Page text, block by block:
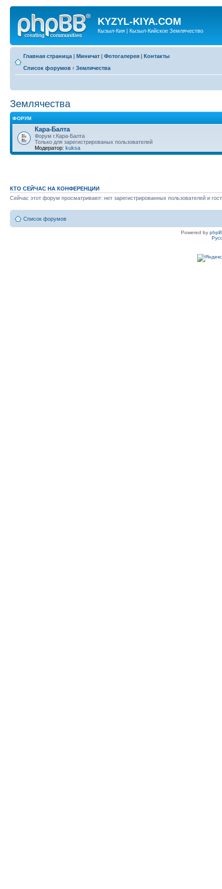
KYZYL-KIYA.COM
Кызыл-Кия | Кызыл-Кийское Землячество
Главная страница | Миничат | Фотогалерея | Контакты
Список форумов ‹ Землячества
Землячества
ФОРУМ
Кара-Балта
Форум г.Кара-Балта
Только для зарегистрированых пользователей
Модератор: kuksa
КТО СЕЙЧАС НА КОНФЕРЕНЦИИ
Сейчас этот форум просматривают: нет зарегистрированных пользователей и
Список форумов
Powered by